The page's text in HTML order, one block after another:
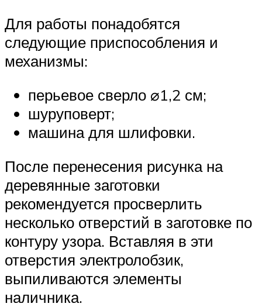
Для работы понадобятся
следующие приспособления и
механизмы:
перьевое сверло ⌀1,2 см;
шуруповерт;
машина для шлифовки.
После перенесения рисунка на
деревянные заготовки
рекомендуется просверлить
несколько отверстий в заготовке по
контуру узора. Вставляя в эти
отверстия электролобзик,
выпиливаются элементы
наличника.